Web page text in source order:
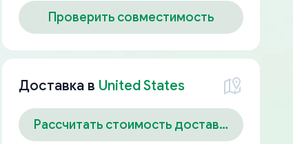
Проверить совместимость
Доставка в United States
Рассчитать стоимость доставки